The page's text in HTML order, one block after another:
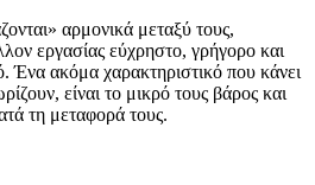
αρμονικά μεταξύ τους,
εργασίας εύχρηστο, γρήγορο και
Ένα ακόμα χαρακτηριστικό που κάνει
είναι το μικρό τους βάρος και
τη μεταφορά τους.